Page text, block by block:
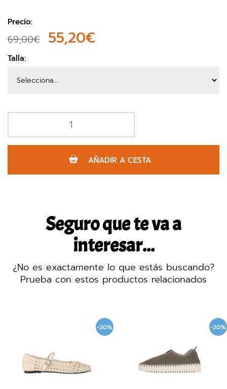
Precio:
69,00€ 55,20€
Talla:
AÑADIR A CESTA
Seguro que te va a
interesar...
¿No es exactamente lo que estás buscando?
Prueba con estos productos relacionados
-20% -20%